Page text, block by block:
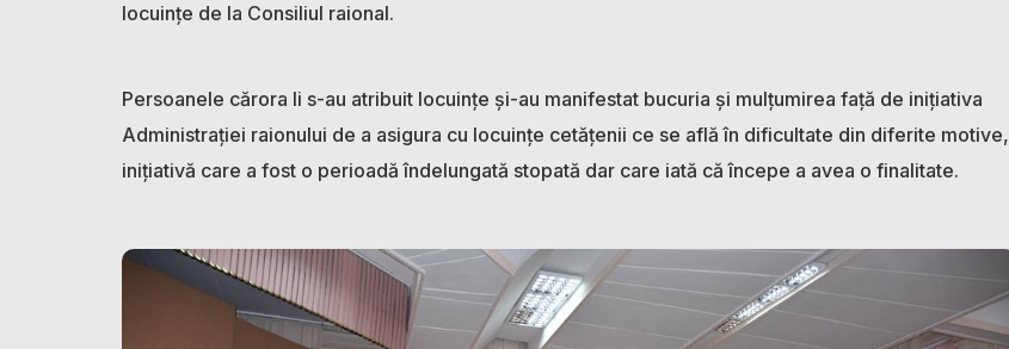
locuințe de la Consiliul raional.
Persoanele cărora li s-au atribuit locuințe și-au manifestat bucuria și mulțumirea față de inițiativa
Administrației raionului de a asigura cu locuințe cetățenii ce se află în dificultate din diferite motive,
inițiativă care a fost o perioadă îndelungată stopată dar care iată că începe a avea o finalitate.